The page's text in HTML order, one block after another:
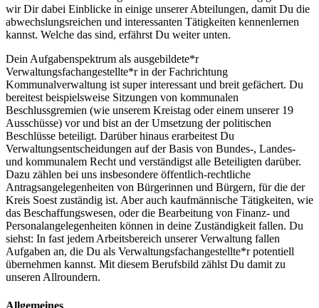
wir Dir dabei Einblicke in einige unserer Abteilungen, damit Du die
abwechslungsreichen und interessanten Tätigkeiten kennenlernen
kannst. Welche das sind, erfährst Du weiter unten.
Dein Aufgabenspektrum als ausgebildete*r
Verwaltungsfachangestellte*r in der Fachrichtung
Kommunalverwaltung ist super interessant und breit gefächert. Du
bereitest beispielsweise Sitzungen von kommunalen
Beschlussgremien (wie unserem Kreistag oder einem unserer 19
Ausschüsse) vor und bist an der Umsetzung der politischen
Beschlüsse beteiligt. Darüber hinaus erarbeitest Du
Verwaltungsentscheidungen auf der Basis von Bundes-, Landes-
und kommunalem Recht und verständigst alle Beteiligten darüber.
Dazu zählen bei uns insbesondere öffentlich-rechtliche
Antragsangelegenheiten von Bürgerinnen und Bürgern, für die der
Kreis Soest zuständig ist. Aber auch kaufmännische Tätigkeiten, wie
das Beschaffungswesen, oder die Bearbeitung von Finanz- und
Personalangelegenheiten können in deine Zuständigkeit fallen. Du
siehst: In fast jedem Arbeitsbereich unserer Verwaltung fallen
Aufgaben an, die Du als Verwaltungsfachangestellte*r potentiell
übernehmen kannst. Mit diesem Berufsbild zählst Du damit zu
unseren Allroundern.
Allgemeines